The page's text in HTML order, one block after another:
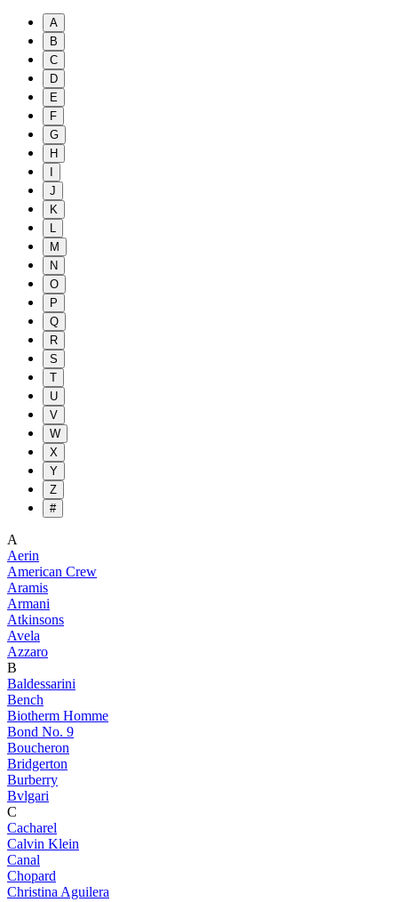
A
B
C
D
E
F
G
H
J
K
L
M
N
O
P
Q
R
S
T
U
V
W
X
Y
Z
#
A
Aerin
American Crew
Aramis
Armani
Atkinsons
Avela
Azzaro
B
Baldessarini
Bench
Biotherm Homme
Bond No. 9
Boucheron
Bridgerton
Burberry
Bvlgari
C
Cacharel
Calvin Klein
Canal
Chopard
Christina Aguilera